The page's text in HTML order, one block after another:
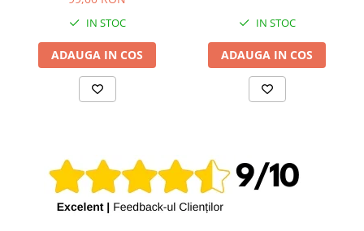
iPhone 8 Plus
iPhone 8
iPhone 7 Plus
iPhone 6s Plus
iPhone SE 2022 3rd
iPhone 6 Plus
A2780, A2681, A2941
IN STOC
ADAUGA IN COS
IN STOC
ADAUGA IN COS